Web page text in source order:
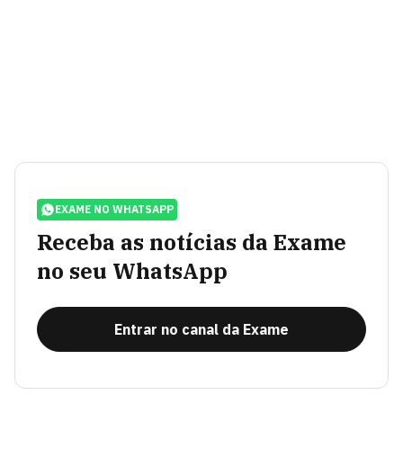
EXAME NO WHATSAPP
Receba as notícias da Exame
no seu WhatsApp
Entrar no canal da Exame